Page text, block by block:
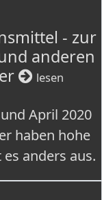
- zur
anderen
lesen
April 2020
haben hohe
anders aus.